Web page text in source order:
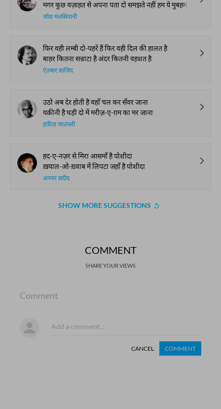
मगर कुछ वज़ाहत से अपना पता दो समझते नहीं हम ये मुबहम इशारे
जोश मलसियानी
फिर वही लम्बी दो-पहरें हैं फिर वही दिल की हालत है
बाहर कितना सन्नाटा है अंदर कितनी वहशत है
ऐतबार साजिद
उठो अब देर होती है वहाँ चल कर सँवर जाना
यक़ीनी है घड़ी दो में मरीज़-ए-ग़म का मर जाना
हफ़ीज़ जालंधरी
हद-ए-नज़र से मिरा आसमाँ है पोशीदा
ख़याल-ओ-ख़्वाब में लिपटा जहाँ है पोशीदा
अनवर सदीद
SHOW MORE SUGGESTIONS
COMMENT
SHARE YOUR VIEWS
Comment
CANCEL COMMENT